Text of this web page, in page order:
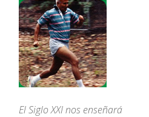
El Siglo XXI nos enseñará